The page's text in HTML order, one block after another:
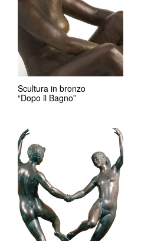
Scultura in bronzo
“Dopo il Bagno”